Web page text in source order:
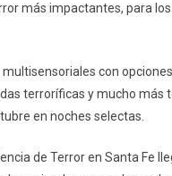
más impactantes, para
con opciones
terroríficas y mucho más
en noches selectas.
de Terror en Santa Fe